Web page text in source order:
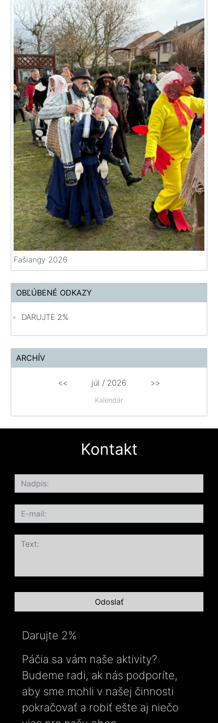
Fašiangy 2026
OBĽÚBENÉ ODKAZY
DARUJTE 2%
ARCHÍV
Kalendár
<< júl / 2026 >>
Kontakt
Darujte 2%
Páčia sa vám naše aktivity?
Budeme radi, ak nás podporíte,
aby sme mohli v našej činnosti
pokračovať a robiť ešte aj niečo